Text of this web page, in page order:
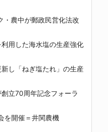
農中が郵政民営化法改
用した海水塩の生産強化
し「ねぎ塩たれ」の生産
立70周年記念フォーラ
を開催＝井関農機